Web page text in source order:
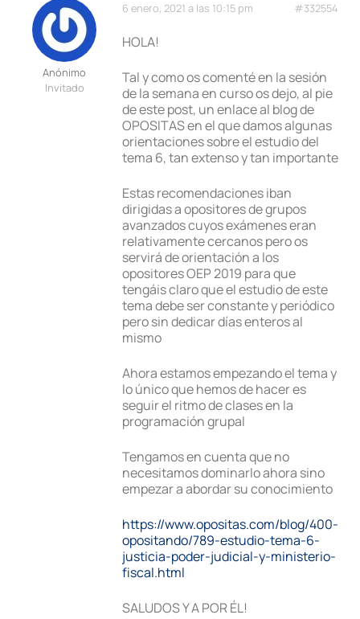
6 enero, 2021 a las 10:15 pm #332554
Anónimo
Invitado
HOLA!
Tal y como os comenté en la sesión
de la semana en curso os dejo, al pie
de este post, un enlace al blog de
OPOSITAS en el que damos algunas
orientaciones sobre el estudio del
tema 6, tan extenso y tan importante
Estas recomendaciones iban
dirigidas a opositores de grupos
avanzados cuyos exámenes eran
relativamente cercanos pero os
servirá de orientación a los
opositores OEP 2019 para que
tengáis claro que el estudio de este
tema debe ser constante y periódico
pero sin dedicar días enteros al
mismo
Ahora estamos empezando el tema y
lo único que hemos de hacer es
seguir el ritmo de clases en la
programación grupal
Tengamos en cuenta que no
necesitamos dominarlo ahora sino
empezar a abordar su conocimiento
https://www.opositas.com/blog/400-
opositando/789-estudio-tema-6-
justicia-poder-judicial-y-ministerio-
fiscal.html
SALUDOS Y A POR ÉL!